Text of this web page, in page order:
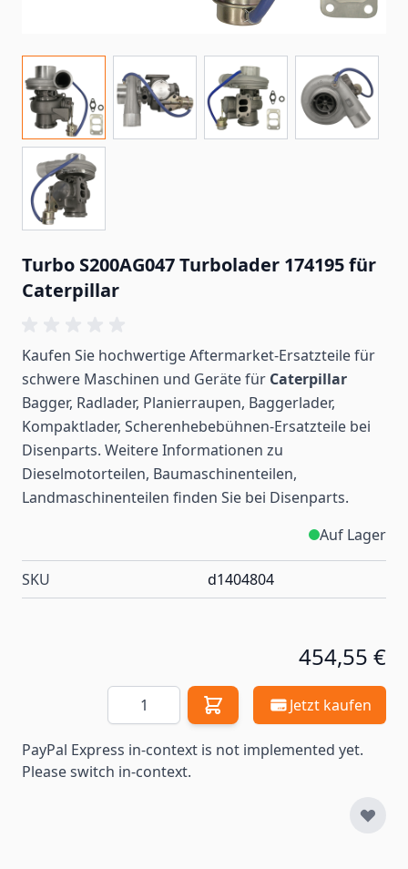
Turbo S200AG047 Turbolader 174195 für
Caterpillar
Kaufen Sie hochwertige Aftermarket-Ersatzteile für
schwere Maschinen und Geräte für Caterpillar
Bagger, Radlader, Planierraupen, Baggerlader,
Kompaktlader, Scherenhebebühnen-Ersatzteile bei
Disenparts. Weitere Informationen zu
Dieselmotorteilen, Baumaschinenteilen,
Landmaschinenteilen finden Sie bei Disenparts.
Auf Lager
SKU d1404804
454,55 €
Menge Jetzt kaufen
PayPal Express in-context is not implemented yet.
Please switch in-context.